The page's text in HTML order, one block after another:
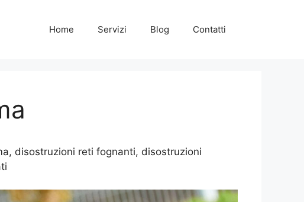
Home Servizi Blog Contatti
disostruzioni reti fognanti, disostruzioni